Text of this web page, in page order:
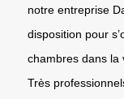
notre entreprise
disposition pour
chambres dans la
Très